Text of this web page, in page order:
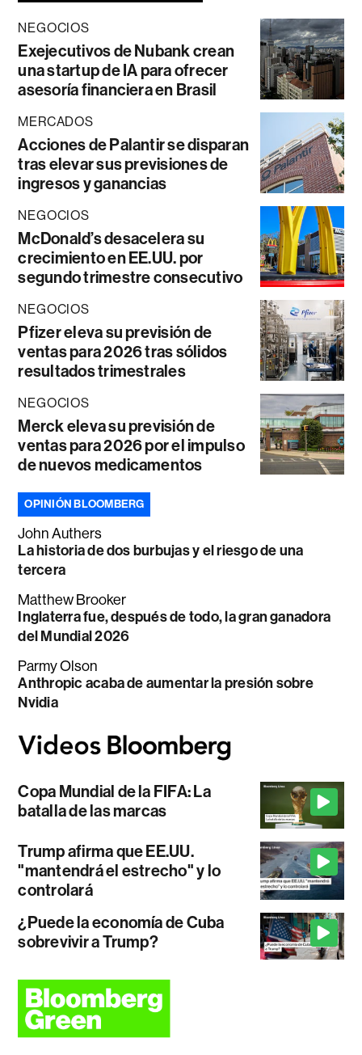
NEGOCIOS
Exejecutivos de Nubank crean
una startup de IA para ofrecer
asesoría financiera en Brasil
MERCADOS
Acciones de Palantir se disparan
tras elevar sus previsiones de
ingresos y ganancias
NEGOCIOS
McDonald’s desacelera su
crecimiento en EE.UU. por
segundo trimestre consecutivo
NEGOCIOS
Pfizer eleva su previsión de
ventas para 2026 tras sólidos
resultados trimestrales
NEGOCIOS
Merck eleva su previsión de
ventas para 2026 por el impulso
de nuevos medicamentos
OPINIÓN BLOOMBERG
John Authers
La historia de dos burbujas y el riesgo de una
tercera
Matthew Brooker
Inglaterra fue, después de todo, la gran ganadora
del Mundial 2026
Parmy Olson
Anthropic acaba de aumentar la presión sobre
Nvidia
Copa Mundial de la FIFA: La
batalla de las marcas
Trump afirma que EE.UU.
"mantendrá el estrecho" y lo
controlará
¿Puede la economía de Cuba
sobrevivir a Trump?